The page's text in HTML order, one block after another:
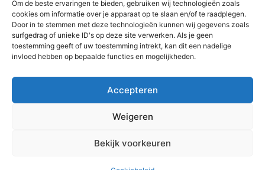
Om de beste ervaringen te bieden, gebruiken wij technologieën zoals
cookies om informatie over je apparaat op te slaan en/of te raadplegen.
Door in te stemmen met deze technologieën kunnen wij gegevens zoals
surfgedrag of unieke ID's op deze site verwerken. Als je geen
toestemming geeft of uw toestemming intrekt, kan dit een nadelige
invloed hebben op bepaalde functies en mogelijkheden.
Accepteren
Weigeren
Bekijk voorkeuren
De best gelezen stukken op een rij
Ontdek de charme van een swingersclub in België
Muggen
Bas Car Wash Team
Oorsprong Black Friday
Een Eva Calor-pelletkachel als duurzaam